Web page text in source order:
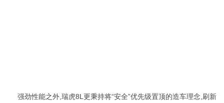
强劲性能之外,瑞虎8L更秉持将“安全”优先级置顶的造车理念,刷新